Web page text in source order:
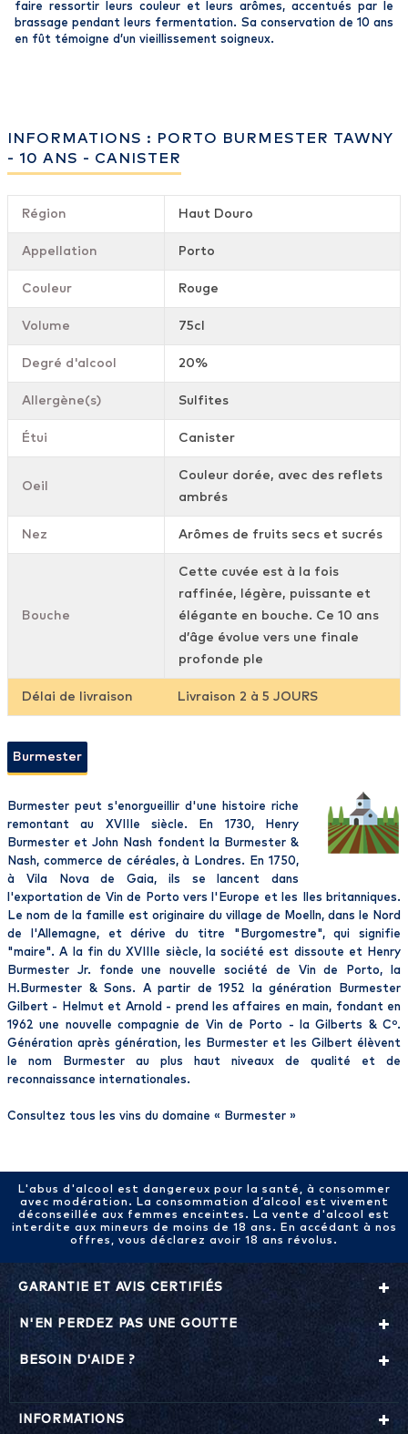
faire ressortir leurs couleur et leurs arômes, accentués par le
brassage pendant leurs fermentation. Sa conservation de 10 ans
en fût témoigne d’un vieillissement soigneux.
INFORMATIONS : PORTO BURMESTER TAWNY
- 10 ANS - CANISTER
Région Haut Douro
Appellation Porto
Couleur Rouge
Volume 75cl
Degré d'alcool 20%
Allergène(s) Sulfites
Étui Canister
Oeil
Couleur dorée, avec des reflets
ambrés
Nez Arômes de fruits secs et sucrés
Bouche
Cette cuvée est à la fois
raffinée, légère, puissante et
élégante en bouche. Ce 10 ans
d’âge évolue vers une finale
profonde ple
Délai de livraison Livraison 2 à 5 JOURS
Burmester
Burmester peut s'enorgueillir d'une histoire riche
remontant au XVIIIe siècle. En 1730, Henry
Burmester et John Nash fondent la Burmester &
Nash, commerce de céréales, à Londres. En 1750,
à Vila Nova de Gaia, ils se lancent dans
l'exportation de Vin de Porto vers l'Europe et les Iles britanniques.
Le nom de la famille est originaire du village de Moelln, dans le Nord
de l'Allemagne, et dérive du titre "Burgomestre", qui signifie
"maire". A la fin du XVIIIe siècle, la société est dissoute et Henry
Burmester Jr. fonde une nouvelle société de Vin de Porto, la
H.Burmester & Sons. A partir de 1952 la génération Burmester
Gilbert - Helmut et Arnold - prend les affaires en main, fondant en
1962 une nouvelle compagnie de Vin de Porto - la Gilberts & Cº.
Génération après génération, les Burmester et les Gilbert élèvent
le nom Burmester au plus haut niveaux de qualité et de
reconnaissance internationales.
Consultez tous les vins du domaine « Burmester »
L'abus d'alcool est dangereux pour la santé, à consommer
avec modération. La consommation d’alcool est vivement
déconseillée aux femmes enceintes. La vente d'alcool est
interdite aux mineurs de moins de 18 ans. En accédant à nos
offres, vous déclarez avoir 18 ans révolus.
GARANTIE ET AVIS CERTIFIÉS
N'EN PERDEZ PAS UNE GOUTTE
BESOIN D'AIDE ?
INFORMATIONS